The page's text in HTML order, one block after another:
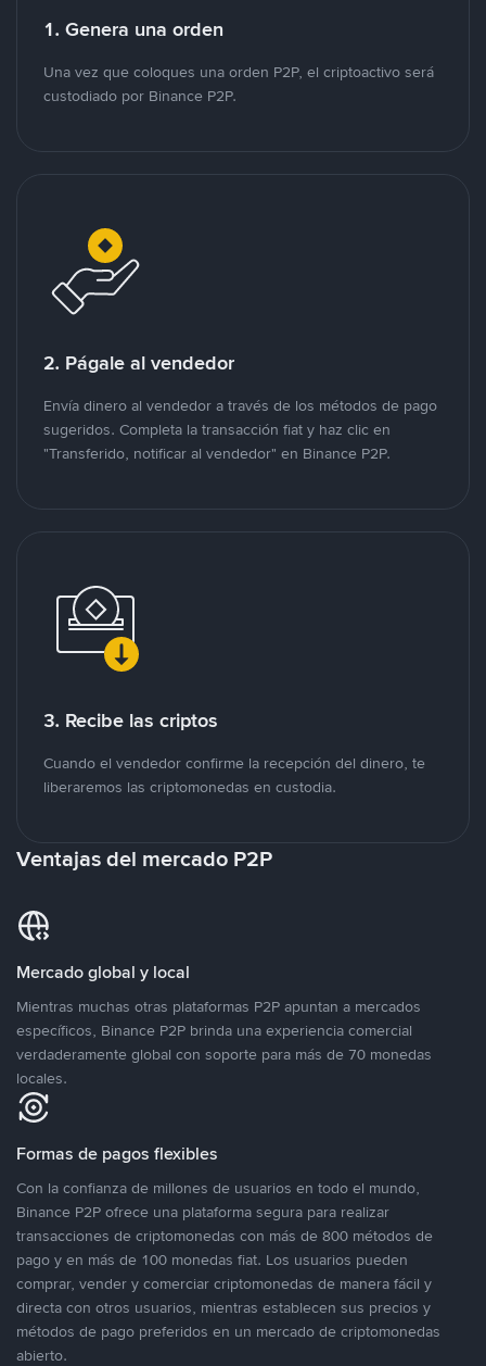
1. Genera una orden
Una vez que coloques una orden P2P, el criptoactivo será
custodiado por Binance P2P.
2. Págale al vendedor
Envía dinero al vendedor a través de los métodos de pago
sugeridos. Completa la transacción fiat y haz clic en
"Transferido, notificar al vendedor" en Binance P2P.
3. Recibe las criptos
Cuando el vendedor confirme la recepción del dinero, te
liberaremos las criptomonedas en custodia.
Ventajas del mercado P2P
Mercado global y local
Mientras muchas otras plataformas P2P apuntan a mercados
específicos, Binance P2P brinda una experiencia comercial
verdaderamente global con soporte para más de 70 monedas
locales.
Formas de pagos flexibles
Con la confianza de millones de usuarios en todo el mundo,
Binance P2P ofrece una plataforma segura para realizar
transacciones de criptomonedas con más de 800 métodos de
pago y en más de 100 monedas fiat. Los usuarios pueden
comprar, vender y comerciar criptomonedas de manera fácil y
directa con otros usuarios, mientras establecen sus precios y
métodos de pago preferidos en un mercado de criptomonedas
abierto.